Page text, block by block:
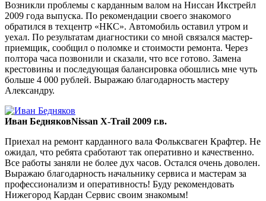
Возникли проблемы с карданным валом на Ниссан Икстрейл
2009 года выпуска. По рекомендации своего знакомого
обратился в техцентр «НКС». Автомобиль оставил утром и
уехал. По результатам диагностики со мной связался мастер-
приемщик, сообщил о поломке и стоимости ремонта. Через
полтора часа позвонили и сказали, что все готово. Замена
крестовины и последующая балансировка обошлись мне чуть
больше 4 000 рублей. Выражаю благодарность мастеру
Александру.
Иван БедняковNissan X-Trail 2009 г.в.
Приехал на ремонт карданного вала Фольксваген Крафтер. Не
ожидал, что ребята сработают так оперативно и качественно.
Все работы заняли не более дух часов. Остался очень доволен.
Выражаю благодарность начальнику сервиса и мастерам за
профессионализм и оперативность! Буду рекомендовать
Нижегород Кардан Сервис своим знакомым!